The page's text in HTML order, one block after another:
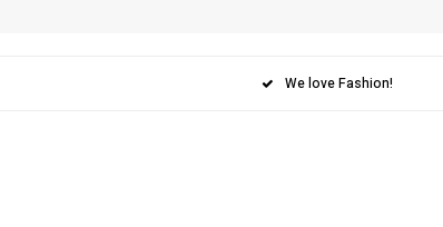
We love Fashion!